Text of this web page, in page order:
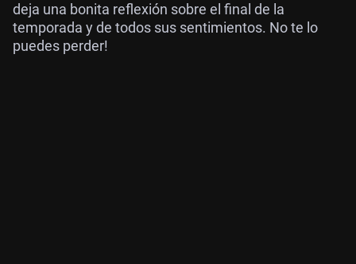
deja una bonita reflexión sobre el final de la
temporada y de todos sus sentimientos. No te lo
puedes perder!